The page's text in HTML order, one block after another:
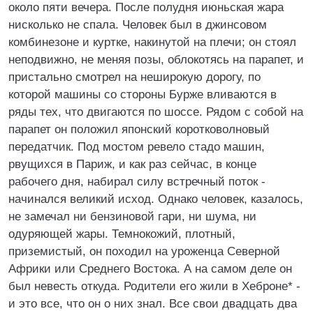
около пяти вечера. После полудня июньская жара
нисколько не спала. Человек был в джинсовом
комбинезоне и куртке, накинутой на плечи; он стоял
неподвижно, не меняя позы, облокотясь на парапет, и
пристально смотрел на неширокую дорогу, по
которой машины со стороны Бурже вливаются в
ряды тех, что двигаются по шоссе. Рядом с собой на
парапет он положил японский коротковолновый
передатчик. Под мостом ревело стадо машин,
рвущихся в Париж, и как раз сейчас, в конце
рабочего дня, набирал силу встречный поток -
начинался великий исход. Однако человек, казалось,
не замечал ни бензиновой гари, ни шума, ни
одуряющей жары. Темнокожий, плотный,
приземистый, он походил на уроженца Северной
Африки или Среднего Востока. А на самом деле он
был невесть откуда. Родители его жили в Хеброне* -
и это все, что он о них знал. Все свои двадцать два